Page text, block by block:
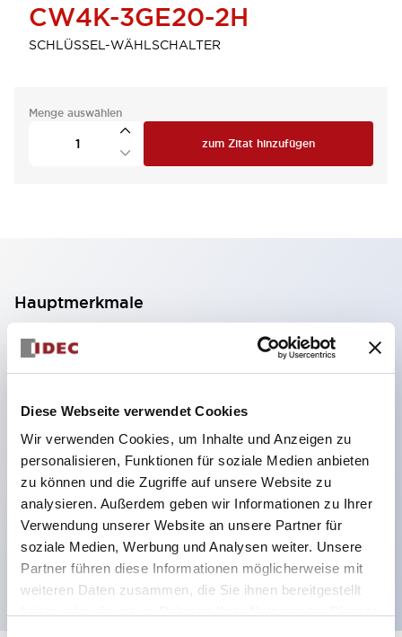
Diese Webseite verwendet Cookies
Wir verwenden Cookies, um Inhalte und Anzeigen zu
personalisieren, Funktionen für soziale Medien anbieten
zu können und die Zugriffe auf unsere Website zu
analysieren. Außerdem geben wir Informationen zu Ihrer
Verwendung unserer Website an unsere Partner für
soziale Medien, Werbung und Analysen weiter. Unsere
Partner führen diese Informationen möglicherweise mit
weiteren Daten zusammen, die Sie ihnen bereitgestellt
CW4K-3GE20-2H
SCHLÜSSEL-WÄHLSCHALTER
Menge auswählen
zum Zitat hinzufügen
Hauptmerkmale
2-Kontakt-Block mit 2 Stufen, ermöglicht eine 4-
Kontakt-Konfiguration (Gewährleistung der
Isolierung zwischen den 2 Kontakten).
59,9 mm (※ 22-stufiger Kontaktblock).
Platzsparendes Design möglich.
Sicherheitsstruktur der 3. Generation: 2-Aktions-
Freisetzung, integrierter Schutz, IP20-
Fingerschutzstruktur